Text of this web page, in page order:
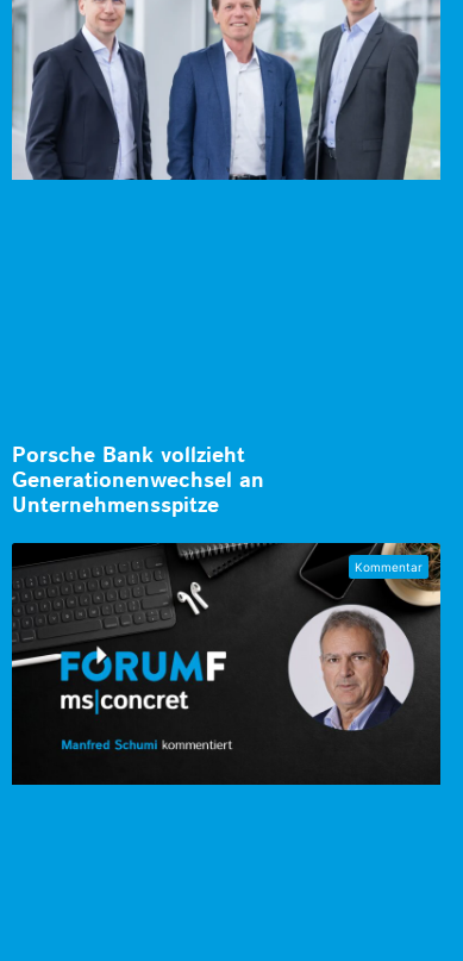
Porsche Bank vollzieht
Generationenwechsel an
Unternehmensspitze